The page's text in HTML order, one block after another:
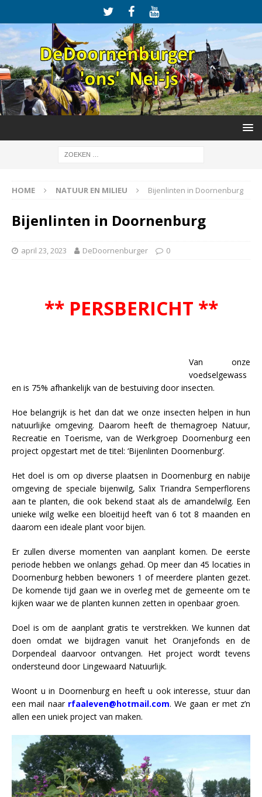
HOME NATUUR EN MILIEU Bijenlinten in Doornenburg
Bijenlinten in Doornenburg
april 23, 2023 DeDoornenburger 0
** PERSBERICHT **
Van onze
voedselgewass
en is 75% afhankelijk van de bestuiving door insecten.
Hoe belangrijk is het dan dat we onze insecten helpen in hun
natuurlijke omgeving. Daarom heeft de themagroep Natuur,
Recreatie en Toerisme, van de Werkgroep Doornenburg een
project opgestart met de titel: ‘Bijenlinten Doornenburg’.
Het doel is om op diverse plaatsen in Doornenburg en nabije
omgeving de speciale bijenwilg, Salix Triandra Semperflorens
aan te planten, die ook bekend staat als de amandelwilg. Een
unieke wilg welke een bloeitijd heeft van 6 tot 8 maanden en
daarom een ideale plant voor bijen.
Er zullen diverse momenten van aanplant komen. De eerste
periode hebben we onlangs gehad. Op meer dan 45 locaties in
Doornenburg hebben bewoners 1 of meerdere planten gezet.
De komende tijd gaan we in overleg met de gemeente om te
kijken waar we de planten kunnen zetten in openbaar groen.
Doel is om de aanplant gratis te verstrekken. We kunnen dat
doen omdat we bijdragen vanuit het Oranjefonds en de
Dorpendeal daarvoor ontvangen. Het project wordt tevens
ondersteund door Lingewaard Natuurlijk.
Woont u in Doornenburg en heeft u ook interesse, stuur dan
een mail naar rfaaleven@hotmail.com. We gaan er met z’n
allen een uniek project van maken.